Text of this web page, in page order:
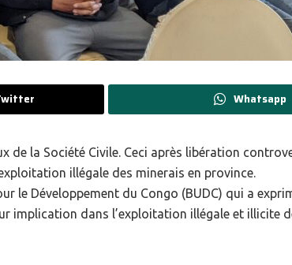
Whatsapp
la Société Civile. Ceci après libération
illégale des minerais en province.
le Développement du Congo (BUDC) qui a
implication dans l’exploitation illégale et illicite